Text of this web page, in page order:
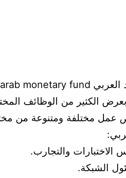
العربي arab monetary fund
الاختبارات والتجارب.
الشبكة.